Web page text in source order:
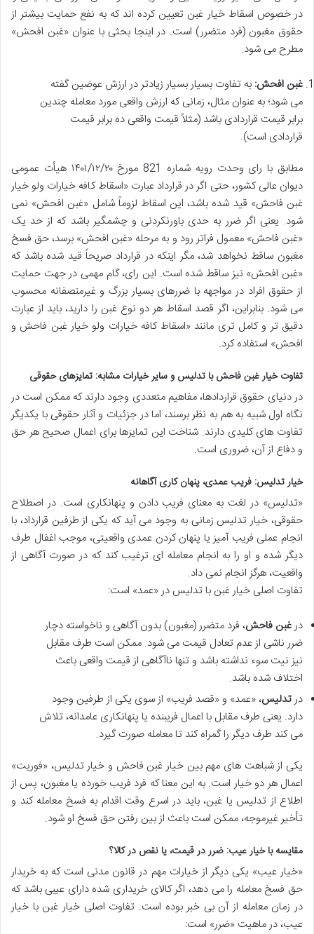
در خصوص اسقاط خیار غبن تعیین کرده اند که به نفع حمایت بیشتر از
حقوق مغبون (فرد متضرر) است. در اینجا بحثی با عنوان «غبن افحش»
مطرح می شود.
غبن افحش: به تفاوت بسیار بسیار زیادتر در ارزش عوضین گفته
می شود؛ به عنوان مثال، زمانی که ارزش واقعی مورد معامله چندین
برابر قیمت قراردادی باشد (مثلاً قیمت واقعی ده برابر قیمت
قراردادی است).
مطابق با رای وحدت رویه شماره 821 مورخ ۱۴۰۱/۱۲/۲۰ هیأت عمومی
دیوان عالی کشور، حتی اگر در قرارداد عبارت «اسقاط کافه خیارات ولو خیار
غبن فاحش» قید شده باشد، این اسقاط لزوماً شامل «غبن افحش» نمی
شود. یعنی اگر ضرر به حدی باورنکردنی و چشمگیر باشد که از حد یک
«غبن فاحش» معمول فراتر رود و به مرحله «غبن افحش» برسد، حق فسخ
مغبون ساقط نخواهد شد، مگر اینکه در قرارداد صریحاً قید شده باشد که
«غبن افحش» نیز ساقط شده است. این رای، گام مهمی در جهت حمایت
از حقوق افراد در مواجهه با ضررهای بسیار بزرگ و غیرمنصفانه محسوب
می شود. بنابراین، اگر قصد اسقاط هر دو نوع غبن را دارید، باید از عبارت
دقیق تر و کامل تری مانند «اسقاط کافه خیارات ولو خیار غبن فاحش و
افحش» استفاده کرد.
تفاوت خیار غبن فاحش با تدلیس و سایر خیارات مشابه: تمایزهای حقوقی
در دنیای حقوق قراردادها، مفاهیم متعددی وجود دارند که ممکن است در
نگاه اول شبیه به هم به نظر برسند، اما در جزئیات و آثار حقوقی با یکدیگر
تفاوت های کلیدی دارند. شناخت این تمایزها برای اعمال صحیح هر حق
و دفاع از آن، ضروری است.
خیار تدلیس: فریب عمدی، پنهان کاری آگاهانه
«تدلیس» در لغت به معنای فریب دادن و پنهانکاری است. در اصطلاح
حقوقی، خیار تدلیس زمانی به وجود می آید که یکی از طرفین قرارداد، با
انجام عملی فریب آمیز یا پنهان کردن عمدی واقعیتی، موجب اغفال طرف
دیگر شده و او را به انجام معامله ای ترغیب کند که در صورت آگاهی از
واقعیت، هرگز انجام نمی داد.
تفاوت اصلی خیار غبن با تدلیس در «عمد» است:
درغبن فاحش، فرد متضرر (مغبون) بدون آگاهی و ناخواسته دچار
ضرر ناشی از عدم تعادل قیمت می شود. ممکن است طرف مقابل
نیز نیت سوء نداشته باشد و تنها ناآگاهی از قیمت واقعی باعث
اختلاف شده باشد.
درتدلیس، «عمد» و «قصد فریب» از سوی یکی از طرفین وجود
دارد. یعنی طرف مقابل با اعمال فریبنده یا پنهانکاری عامدانه، تلاش
می کند طرف دیگر را گمراه کند تا معامله صورت گیرد.
یکی از شباهت های مهم بین خیار غبن فاحش و خیار تدلیس، «فوریت»
اعمال هر دو خیار است. به این معنا که فرد فریب خورده یا مغبون، پس از
اطلاع از تدلیس یا غبن، باید در اسرع وقت اقدام به فسخ معامله کند و
تأخیر غیرموجه، ممکن است باعث از بین رفتن حق فسخ او شود.
مقایسه با خیار عیب: ضرر در قیمت، یا نقص در کالا؟
«خیار عیب» یکی دیگر از خیارات مهم در قانون مدنی است که به خریدار
حق فسخ معامله را می دهد، اگر کالای خریداری شده دارای عیبی باشد که
در زمان معامله از آن بی خبر بوده است. تفاوت اصلی خیار غبن با خیار
عیب، در ماهیت «ضرر» است: